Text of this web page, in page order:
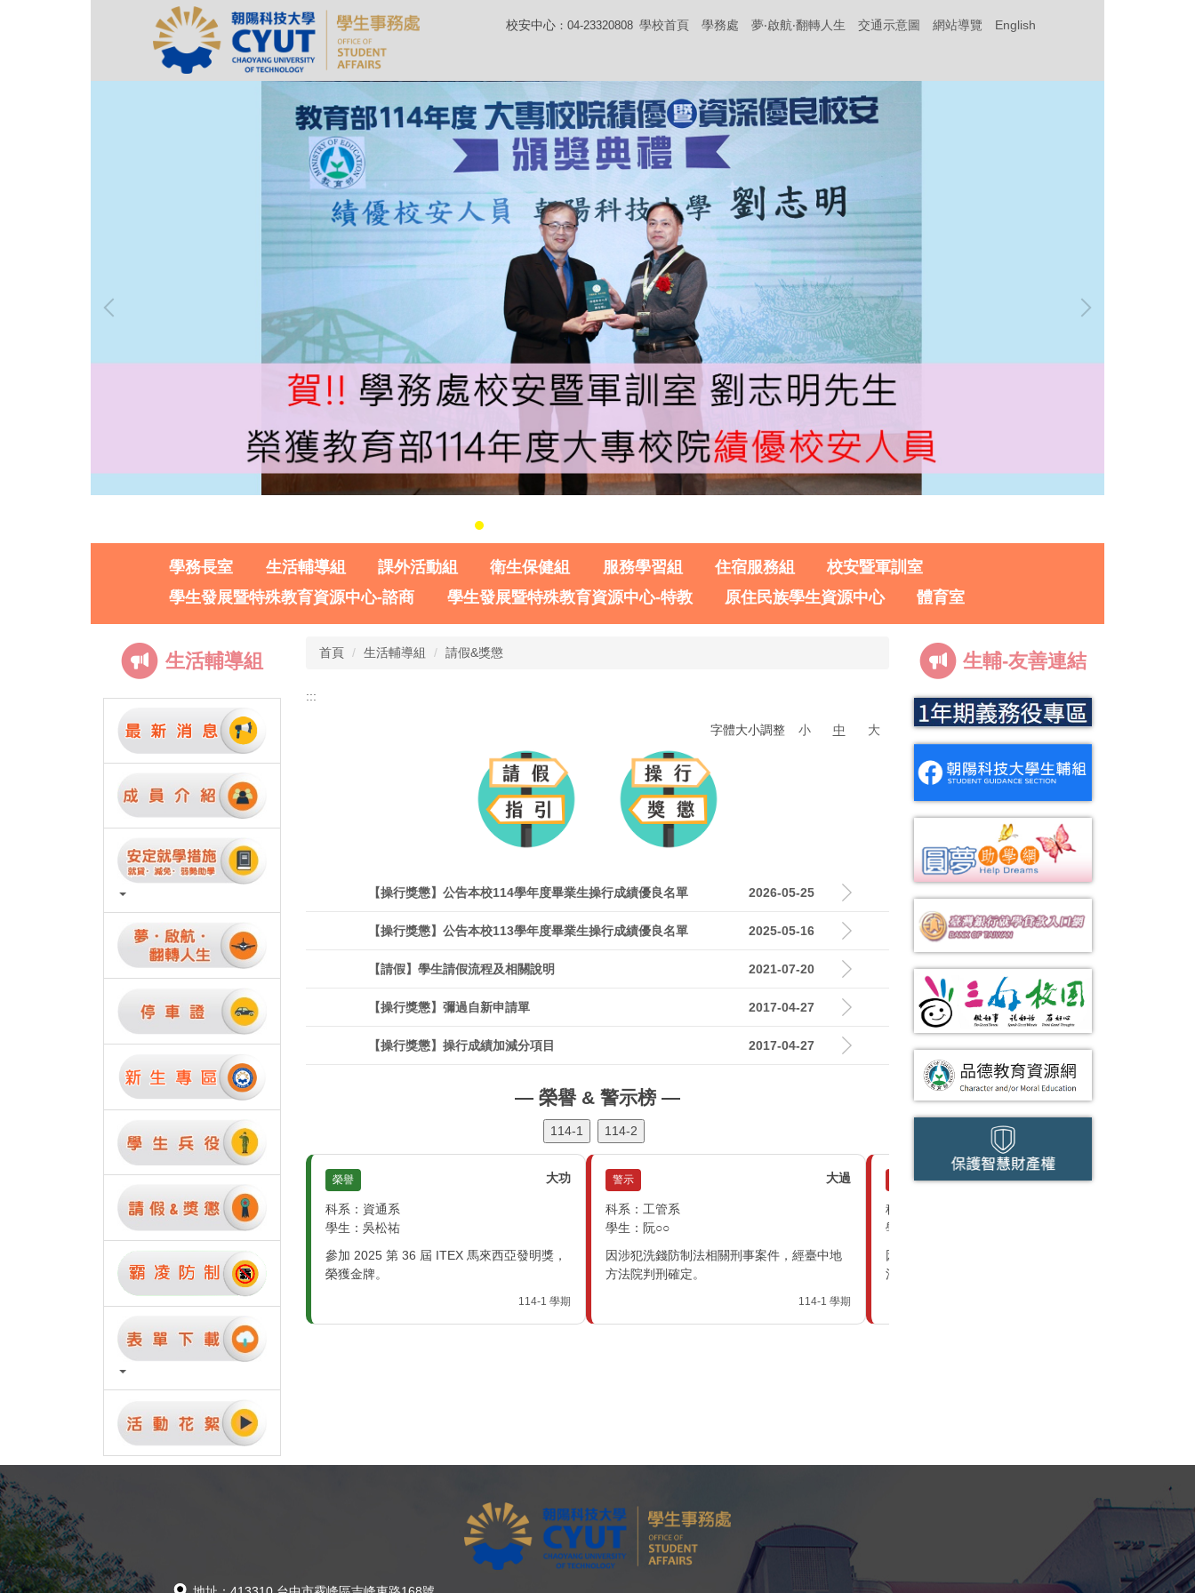
校安中心 ：04-23320808 學校首頁 學務處 夢‧啟航‧翻轉人生 交通示意圖 網站導覽 English
學務長室 生活輔導組 課外活動組 衛生保健組 服務學習組 住宿服務組
校安暨軍訓室
學生發展暨特殊教育資源中心-諮商
學生發展暨特殊教育資源中心-特教 原住民族學生資源中心 體育室
生活輔導組 首頁 生活輔導組 請假&獎懲
:::
字體大小調整 小 中 大
【操行獎懲】公告本校114學年度畢業生操行成績優良名單 2026-05-25
【操行獎懲】公告本校113學年度畢業生操行成績優良名單 2025-05-16
【請假】學生請假流程及相關說明 2021-07-20
【操行獎懲】彌過自新申請單 2017-04-27
【操行獎懲】操行成績加減分項目 2017-04-27
— 榮譽 & 警示榜 —
114-1 114-2
科系：資通系
學生：吳松祐
參加 2025 第 36 屆 ITEX 馬來西亞發明獎，
榮獲金牌。
大過
科系：工管系
學生：阮○○
因涉犯洗錢防制法相關刑事案件，經臺中地
方法院判刑確定。
114-1 學期
大過
科系：資通系
學生：王○○
因三人以上共同詐欺取財未遂，經臺中地方
法院判刑確定。
114-1 學期
生輔-友善連結